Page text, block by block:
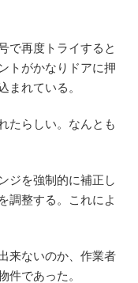
で再度トライすると
トがかなりドアに押
まれている。
たらしい。なんとも
ジを強制的に補正し
調整する。これによ
来ないのか、作業者
件であった。